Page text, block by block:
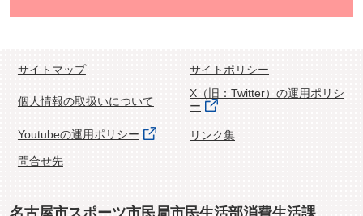
サイトマップ サイトポリシー
個人情報の取扱いについて
X（旧：Twitter）の運用ポリシ
ー
Youtubeの運用ポリシー
リンク集
問合せ先